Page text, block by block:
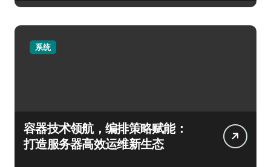
系统
容器技术领航，编排策略赋能：
打造服务器高效运维新生态